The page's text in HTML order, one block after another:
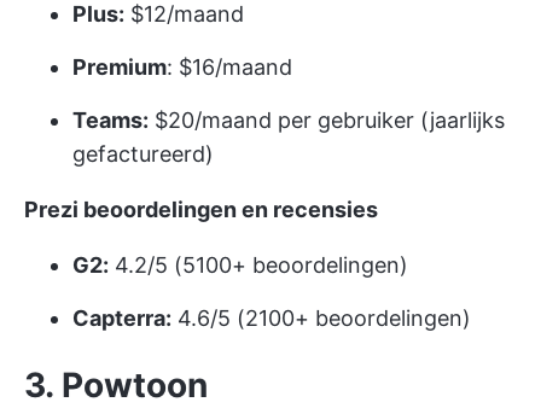
Plus: $12/maand
Premium: $16/maand
Teams: $20/maand per gebruiker (jaarlijks
gefactureerd)
Prezi beoordelingen en recensies
G2: 4.2/5 (5100+ beoordelingen)
Capterra: 4.6/5 (2100+ beoordelingen)
3. Powtoon